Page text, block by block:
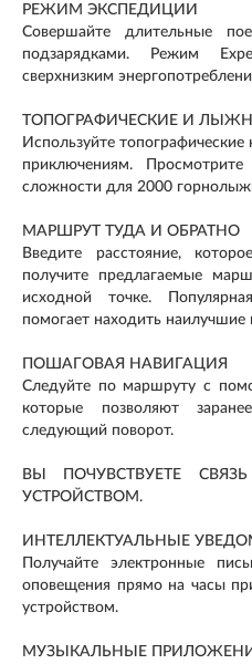
РЕЖИМ ЭКСПЕДИЦИИ
Совершайте длительные
подзарядками. Режим
сверхнизким
ТОПОГРАФИЧЕСКИЕ И
Используйте
приключениям.
сложности для 2000
МАРШРУТ ТУДА И ОБРАТНО
Введите расстояние,
получите предлагаемые
исходной точке.
помогает находить
ПОШАГОВАЯ НАВИГАЦИЯ
Следуйте по маршруту с
которые позволяют
следующий поворот.
ВЫ ПОЧУВСТВУЕТЕ
УСТРОЙСТВОМ.
ИНТЕЛЛЕКТУАЛЬНЫЕ
Получайте электронные
оповещения прямо на часы
устройством.
МУЗЫКАЛЬНЫЕ